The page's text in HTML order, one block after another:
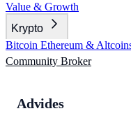
Value & Growth
Krypto
Bitcoin Ethereum &
Community Broker
Advides